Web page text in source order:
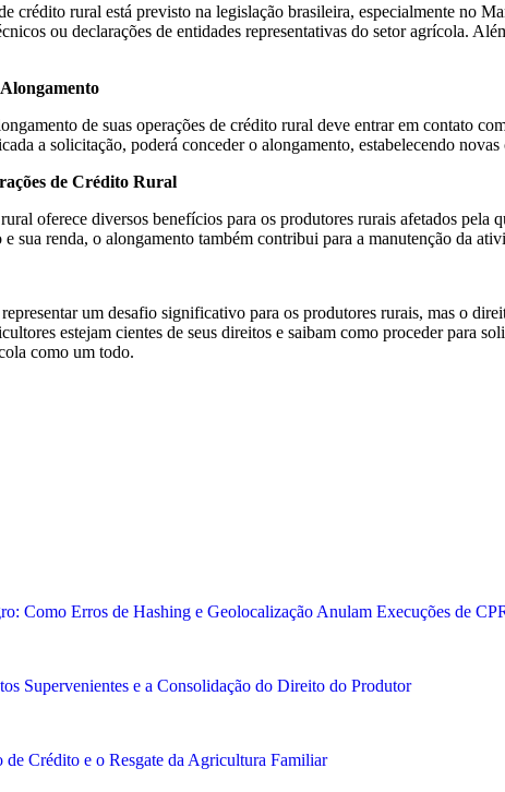
crédito rural está previsto na legislação brasileira, especialmente
ou declarações de entidades representativas do setor agrícola.
de suas operações de crédito rural deve entrar em contato
a solicitação, poderá conceder o alongamento, estabelecendo
de Crédito Rural
oferece diversos benefícios para os produtores rurais afetados
sua renda, o alongamento também contribui para a manutenção da
um desafio significativo para os produtores rurais, mas o
estejam cientes de seus direitos e saibam como proceder para
como um todo.
Como Erros de Hashing e Geolocalização Anulam Execuções de
Supervenientes e a Consolidação do Direito do Produtor
Crédito e o Resgate da Agricultura Familiar